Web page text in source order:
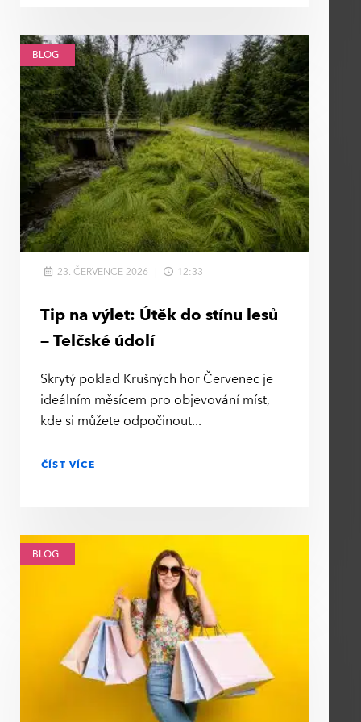
BLOG
Tip na výlet: Útěk do stínu lesů
– Telčské údolí
Skrytý poklad Krušných hor Červenec je
ideálním měsícem pro objevování míst,
kde si můžete odpočinout
ČÍST VÍCE
23. ČERVENCE 2026 12:33
BLOG